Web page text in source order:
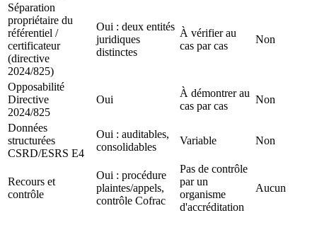
Séparation
propriétaire du
référentiel /
certificateur
(directive
2024/825)
Oui : deux entités
juridiques
distinctes
À vérifier au
cas par cas
Non
Opposabilité
Directive
2024/825
Oui
À démontrer au
cas par cas
Non
Données
structurées
CSRD/ESRS E4
Oui : auditables,
consolidables
Variable Non
Recours et
contrôle
Oui : procédure
plaintes/appels,
contrôle Cofrac
Pas de contrôle
par un
organisme
d'accréditation
Aucun